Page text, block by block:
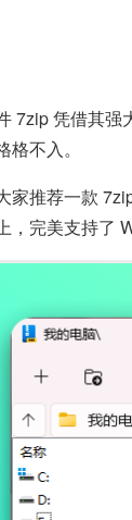
7zip 凭借其强
不入。
家推荐一款
，完美支持了